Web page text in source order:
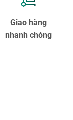
Giao hàng
nhanh chóng